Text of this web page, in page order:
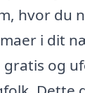
hvor du
i dit
og